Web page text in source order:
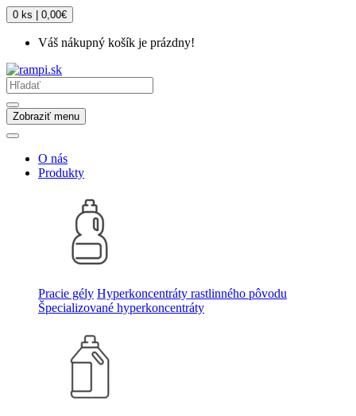
0 ks | 0,00€
Váš nákupný košík je prázdny!
Zobraziť menu
O nás
Produkty
Pracie gély Hyperkoncentráty rastlinného pôvodu
Špecializované hyperkoncentráty